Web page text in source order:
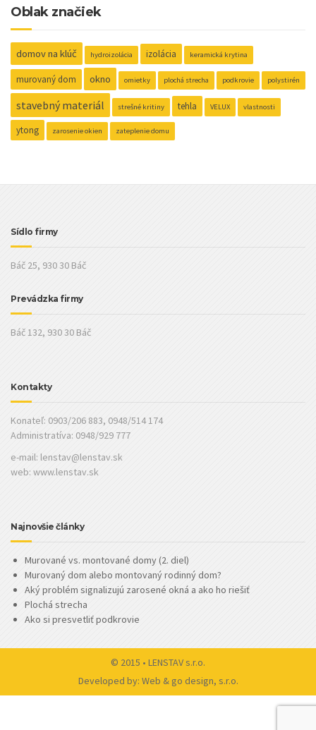
Oblak značiek
domov na klúč hydroizolácia izolácia keramická krytina
murovaný dom okno omietky plochá strecha podkrovie polystirén
stavebný materiál strešné kritiny tehla VELUX vlastnosti
ytong zarosenie okien zateplenie domu
Sídlo firmy
Báč 25, 930 30 Báč
Prevádzka firmy
Báč 132, 930 30 Báč
Kontakty
Konateľ: 0903/206 883, 0948/514 174
Administratíva: 0948/929 777
e-mail: lenstav@lenstav.sk
web: www.lenstav.sk
Najnovšie články
Murované vs. montované domy (2. diel)
Murovaný dom alebo montovaný rodinný dom?
Aký problém signalizujú zarosené okná a ako ho riešiť
Plochá strecha
Ako si presvetliť podkrovie
© 2015 • LENSTAV s.r.o.
Developed by: Web & go design, s.r.o.